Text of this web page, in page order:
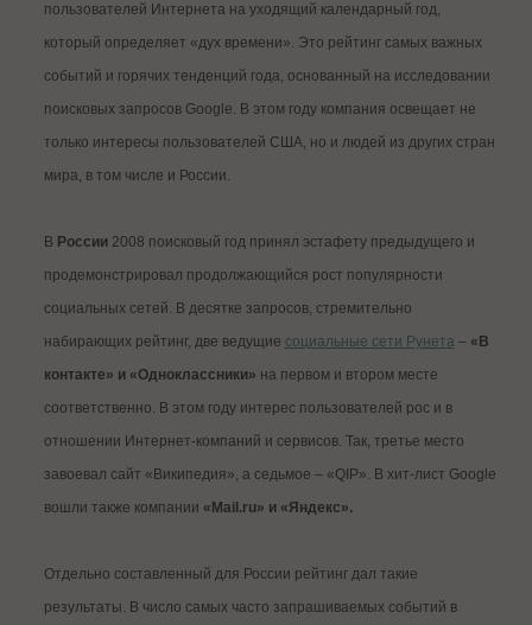
пользователей Интернета на уходящий календарный год,
который определяет «дух времени». Это рейтинг самых важных
событий и горячих тенденций года, основанный на исследовании
поисковых запросов Google. В этом году компания освещает не
только интересы пользователей США, но и людей из других стран
мира, в том числе и России.
В России2008 поисковый год принял эстафету предыдущего и
продемонстрировал продолжающийся рост популярности
социальных сетей. В десятке запросов, стремительно
набирающих рейтинг, две ведущие социальные сети Рунета– «В
контакте» и «Одноклассники» на первом и втором месте
соответственно. В этом году интерес пользователей рос и в
отношении Интернет-компаний и сервисов. Так, третье место
завоевал сайт «Википедия», а седьмое – «QIP». В хит-лист Google
вошли также компании «Mail.ru» и «Яндекс».
Отдельно составленный для России рейтинг дал такие
результаты. В число самых часто запрашиваемых событий в